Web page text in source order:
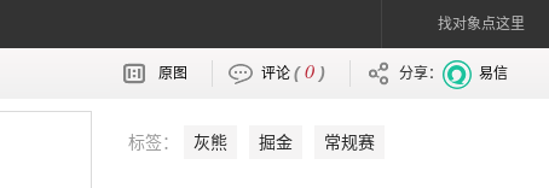
找对象点这里
原图 评论 (0 ) 分享： 易信
标签： 灰熊 掘金 常规赛